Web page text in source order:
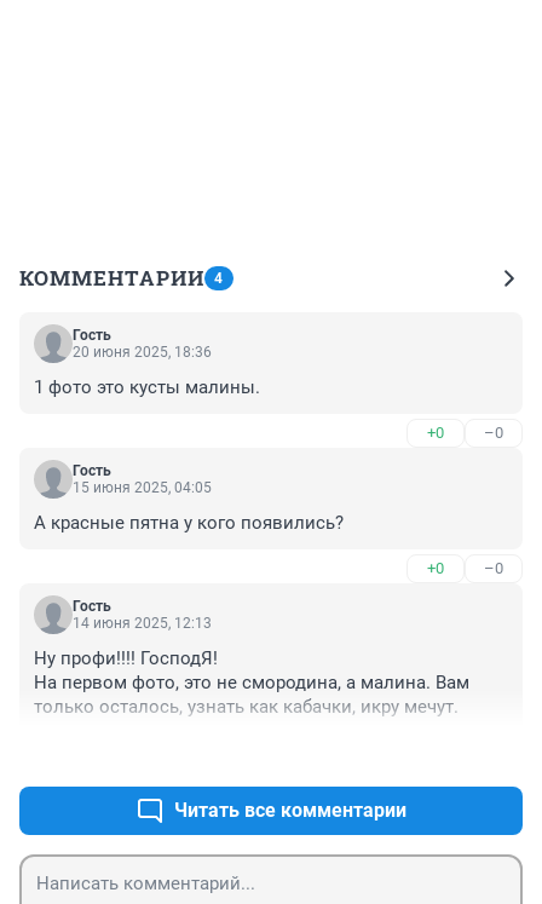
КОММЕНТАРИИ 4
Гость
20 июня 2025, 18:36
1 фото это кусты малины.
+0 –0
Гость
15 июня 2025, 04:05
А красные пятна у кого появились?
+0 –0
Гость
14 июня 2025, 12:13
Ну профи!!!! ГосподЯ!
На первом фото, это не смородина, а малина. Вам
только осталось, узнать как кабачки, икру мечут.
Читать все комментарии